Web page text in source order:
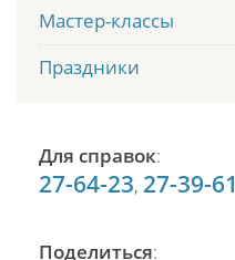
Мастер-классы
Праздники
Для справок:
27-64-23, 27-39-61
Поделиться: